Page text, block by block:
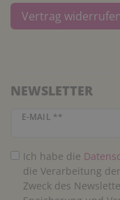
Vertrag
NEWSLETTER
E-MAIL **
Newsletter Honig
Ich habe die
die Verarbeitung
Zweck des